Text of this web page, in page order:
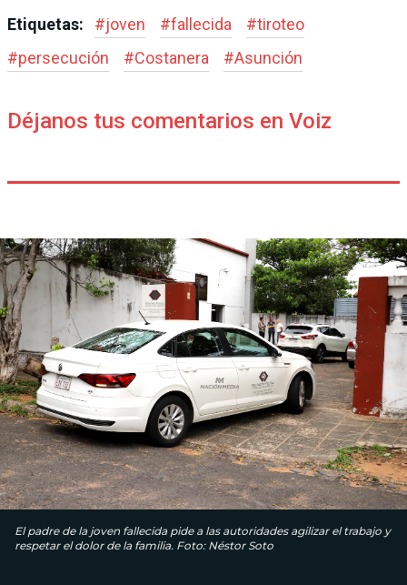
Etiquetas: #joven #fallecida #tiroteo
#persecución #Costanera #Asunción
Déjanos tus comentarios en Voiz
El padre de la joven fallecida pide a las autoridades agilizar el trabajo y
respetar el dolor de la familia. Foto: Néstor Soto